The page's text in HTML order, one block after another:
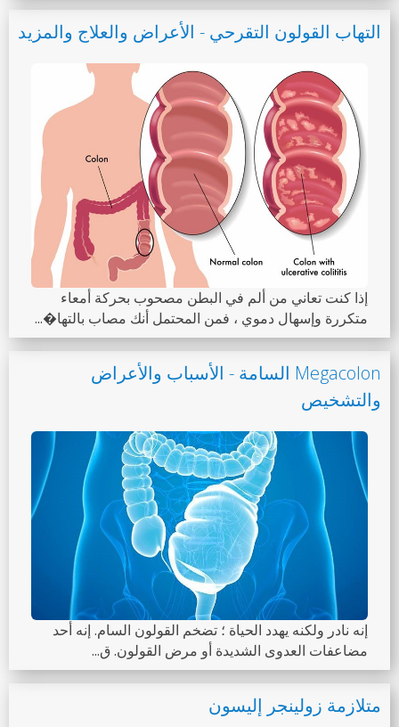
التهاب القولون التقرحي - الأعراض والعلاج والمزيد
إذا كنت تعاني من ألم في البطن مصحوب بحركة أمعاء
متكررة وإسهال دموي ، فمن المحتمل أنك مصاب بالتها�...
Megacolon السامة - الأسباب والأعراض
والتشخيص
إنه نادر ولكنه يهدد الحياة ؛ تضخم القولون السام. إنه أحد
مضاعفات العدوى الشديدة أو مرض القولون. ق...
متلازمة زولينجر إليسون